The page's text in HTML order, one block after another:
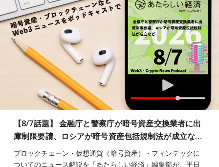
【8/7話題】 金融庁と警察庁が暗号資産交換業者に出
庫制限要請、ロシアが暗号資産包括規制法が成立な…
ブロックチェーン・仮想通貨（暗号資産）・フィンテックに
ついてのニュース解説を「あたらしい経済」編集部が、平日